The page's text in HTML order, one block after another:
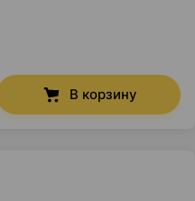
В корзину